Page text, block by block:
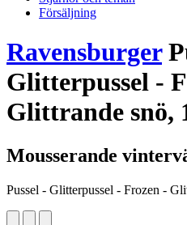
Försäljning
Ravensburger
Glitterpussel -
Glittrande snö,
Mousserande
Pussel - Glitterpussel - Frozen -